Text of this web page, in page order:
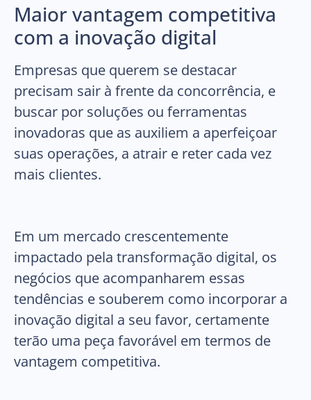
Maior vantagem competitiva
com a inovação digital
Empresas que querem se destacar
precisam sair à frente da concorrência, e
buscar por soluções ou ferramentas
inovadoras que as auxiliem a aperfeiçoar
suas operações, a atrair e reter cada vez
mais clientes.
Em um mercado crescentemente
impactado pela transformação digital, os
negócios que acompanharem essas
tendências e souberem como incorporar a
inovação digital a seu favor, certamente
terão uma peça favorável em termos de
vantagem competitiva.